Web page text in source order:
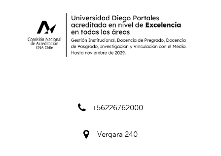
+56226762000
Vergara 240